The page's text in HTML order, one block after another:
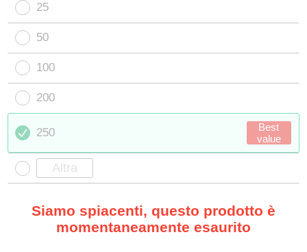
25
50
100
200
250
Best
value
Siamo spiacenti, questo prodotto è
momentaneamente esaurito